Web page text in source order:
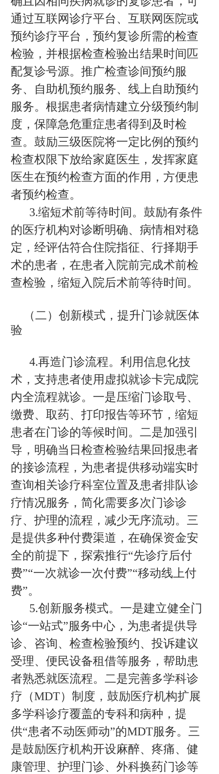
通过互联网诊疗平台、互联网医院或
预约诊疗平台，预约复诊所需的检查
检验，并根据检查检验出结果时间匹
配复诊号源。推广检查诊间预约服
务、自助机预约服务、线上自助预约
服务。根据患者病情建立分级预约制
度，保障急危重症患者得到及时检
查。鼓励三级医院将一定比例的预约
检查权限下放给家庭医生，发挥家庭
医生在预约检查方面的作用，方便患
者预约检查。
3.缩短术前等待时间。鼓励有条件
的医疗机构对诊断明确、病情相对稳
定，经评估符合住院指征、行择期手
术的患者，在患者入院前完成术前检
查检验，缩短入院后术前等待时间。
（二）创新模式，提升门诊就医体
验
4.再造门诊流程。利用信息化技
术，支持患者使用虚拟就诊卡完成院
内全流程就诊。一是压缩门诊取号、
缴费、取药、打印报告等环节，缩短
患者在门诊的等候时间。二是加强引
导，明确当日检查检验结果回报患者
的接诊流程，为患者提供移动端实时
查询相关诊疗科室位置及患者排队诊
疗情况服务，简化需要多次门诊诊
疗、护理的流程，减少无序流动。三
是提供多种付费渠道，在确保资金安
全的前提下，探索推行“先诊疗后付
费”“一次就诊一次付费”“移动线上付
费”。
5.创新服务模式。一是建立健全门
诊“一站式”服务中心，为患者提供导
诊、咨询、检查检验预约、投诉建议
受理、便民设备租借等服务，帮助患
者熟悉就医流程。二是完善多学科诊
疗（MDT）制度，鼓励医疗机构扩展
多学科诊疗覆盖的专科和病种，提
供“患者不动医师动”的MDT服务。三
是鼓励医疗机构开设麻醉、疼痛、健
康管理、护理门诊、外科换药门诊等